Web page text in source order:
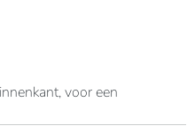
voor een